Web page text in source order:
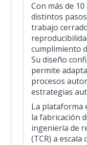
Con más de
distintos
trabajo
cumplimiento
Su diseño
permite
procesos
estrategias
La plataforma
la fabricación
ingeniería de
(TCR) a escala